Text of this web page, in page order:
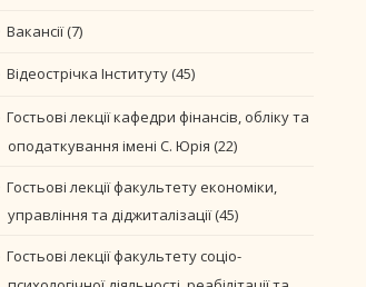
Вакансії(7)
Відеострічка Інституту(45)
Гостьові лекції кафедри фінансів, обліку та
оподаткування імені С. Юрія (22)
Гостьові лекції факультету економіки,
управління та діджиталізації(45)
Гостьові лекції факультету соціо-